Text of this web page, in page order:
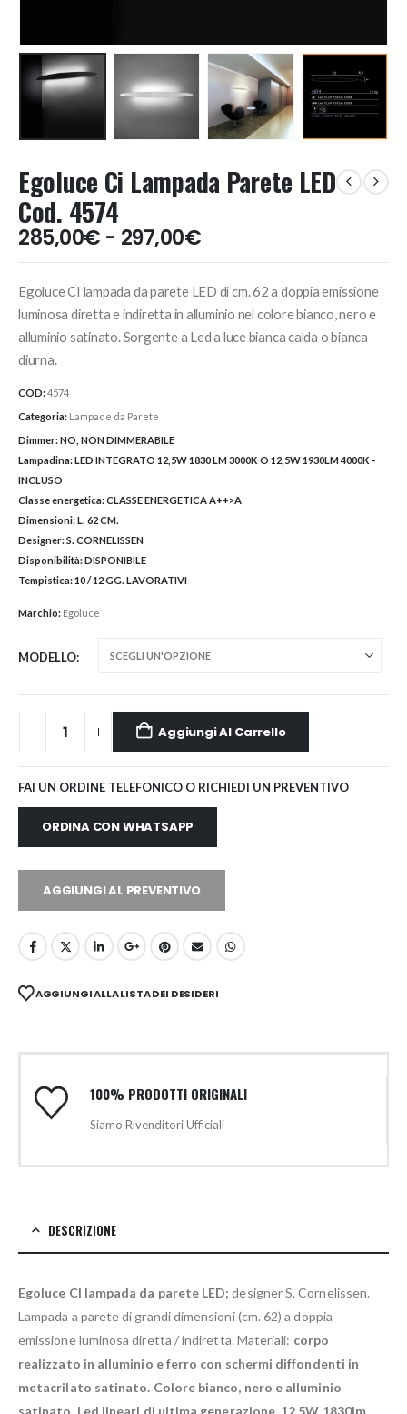
Egoluce Ci Lampada Parete LED
Cod. 4574
285,00€ - 297,00€Fascia
di
da
285,00€
a
Egoluce CI lampada da parete LED di cm. 62 a doppia emissione
luminosa diretta e indiretta in alluminio nel colore bianco, nero e
alluminio satinato. Sorgente a Led a luce bianca calda o bianca
diurna.
COD:4574
Categoria: Lampade da Parete
Dimmer:NO, NON DIMMERABILE
Lampadina:LED INTEGRATO 12,5W 1830 LM 3000K O 12,5W 1930LM 4000K -
INCLUSO
Classe energetica:CLASSE ENERGETICA A++>A
Dimensioni:L. 62 CM.
Designer:S. CORNELISSEN
Disponibilità:DISPONIBILE
Tempistica:10 / 12 GG. LAVORATIVI
Marchio: Egoluce
MODELLO
Aggiungi Al Carrello
FAI UN ORDINE TELEFONICO O RICHIEDI UN PREVENTIVO
ORDINA CON WHATSAPP
AGGIUNGI AL PREVENTIVO
AGGIUNGI ALLA LISTA DEI DESIDERI
100% PRODOTTI ORIGINALI
Siamo Rivenditori Ufficiali
DESCRIZIONE
Egoluce CI lampada da parete LED; designer S. Cornelissen.
Lampada a parete di grandi dimensioni (cm. 62) a doppia
emissione luminosa diretta / indiretta. Materiali: corpo
realizzato in alluminio e ferro con schermi diffondenti in
metacrilato satinato. Colore bianco, nero e alluminio
satinato. Led lineari di ultima generazione, 12,5W 1830lm